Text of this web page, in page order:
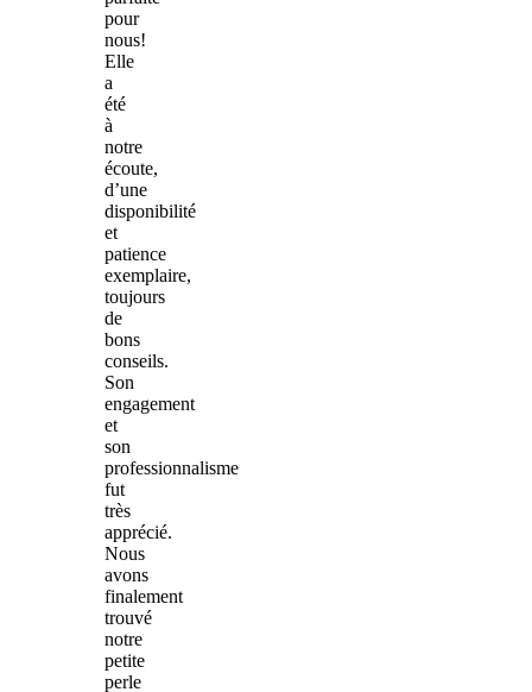
pour
nous!
Elle
a
été
à
notre
écoute,
d’une
disponibilité
et
patience
exemplaire,
toujours
de
bons
conseils.
Son
engagement
et
son
professionnalisme
fut
très
apprécié.
Nous
avons
finalement
trouvé
notre
petite
perle